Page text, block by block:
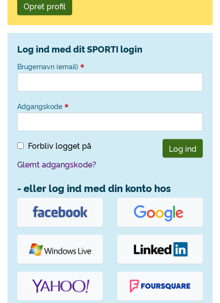
Opret profil
Log ind med dit SPORTI login
Brugernavn (email)
Adgangskode
Forbliv logget på
Log ind
Glemt adgangskode?
- eller log ind med din konto hos